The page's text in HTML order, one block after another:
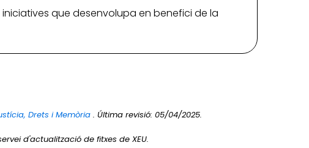
que desenvolupa en benefici de la
Drets i Memòria . Última revisió: 05/04/2025.
d'actualització de fitxes de XEU.